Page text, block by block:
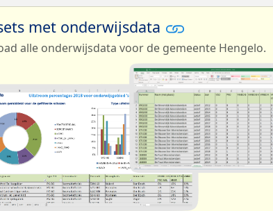
met onderwijsdata
alle onderwijsdata voor de gemeente Hengelo.